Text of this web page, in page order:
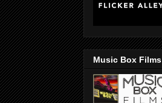
Music Box Films